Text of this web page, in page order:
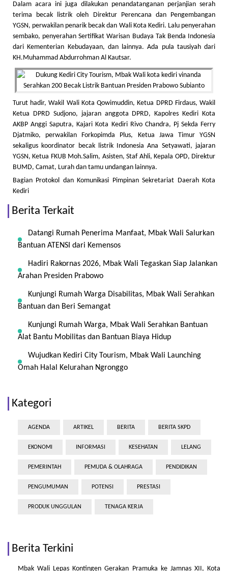
Dalam acara ini juga dilakukan penandatanganan perjanjian serah
terima becak listrik oleh Direktur Perencana dan Pengembangan
YGSN, perwakilan penarik becak dan Wali Kota Kediri. Lalu penyerahan
sembako, penyerahan Sertifikat Warisan Budaya Tak Benda Indonesia
dari Kementerian Kebudayaan, dan lainnya. Ada pula tausiyah dari
KH.Muhammad Abdurrohman Al Kautsar.
Turut hadir, Wakil Wali Kota Qowimuddin, Ketua DPRD Firdaus, Wakil
Ketua DPRD Sudjono, jajaran anggota DPRD, Kapolres Kediri Kota
AKBP Anggi Saputra, Kajari Kota Kediri Rivo Chandra, Pj Sekda Ferry
Djatmiko, perwakilan Forkopimda Plus, Ketua Jawa Timur YGSN
sekaligus koordinator becak listrik Indonesia Ana Setyawati, jajaran
YGSN, Ketua FKUB Moh.Salim, Asisten, Staf Ahli, Kepala OPD, Direktur
BUMD, Camat, Lurah dan tamu undangan lainnya.
Bagian Protokol dan Komunikasi Pimpinan Sekretariat Daerah Kota
Kediri
Berita Terkait
Datangi Rumah Penerima Manfaat, Mbak Wali Salurkan
Bantuan ATENSI dari Kemensos
Hadiri Rakornas 2026, Mbak Wali Tegaskan Siap Jalankan
Arahan Presiden Prabowo
Kunjungi Rumah Warga Disabilitas, Mbak Wali Serahkan
Bantuan dan Beri Semangat
Kunjungi Rumah Warga, Mbak Wali Serahkan Bantuan
Alat Bantu Mobilitas dan Bantuan Biaya Hidup
Wujudkan Kediri City Tourism, Mbak Wali Launching
Omah Halal Kelurahan Ngronggo
Kategori
AGENDA ARTIKEL BERITA BERITA SKPD
EKONOMI INFORMASI KESEHATAN LELANG
PEMERINTAH PEMUDA & OLAHRAGA PENDIDIKAN
PENGUMUMAN POTENSI PRESTASI
PRODUK UNGGULAN TENAGA KERJA
Berita Terkini
Mbak Wali Lepas Kontingen Gerakan Pramuka ke Jamnas XII, Kota